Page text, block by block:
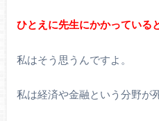
ひとえに先生にかかっている
私はそう思うんですよ。
私は経済や金融という分野が